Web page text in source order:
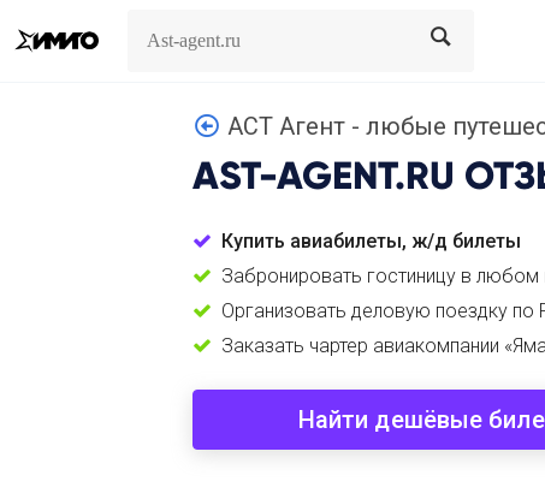
Search
АСТ Агент - любые
AST-AGENT.RU
Купить авиабилеты, ж/д билеты
Забронировать гостиницу в любом
Организовать деловую поездку по
Заказать чартер авиакомпании
Найти дешёвые